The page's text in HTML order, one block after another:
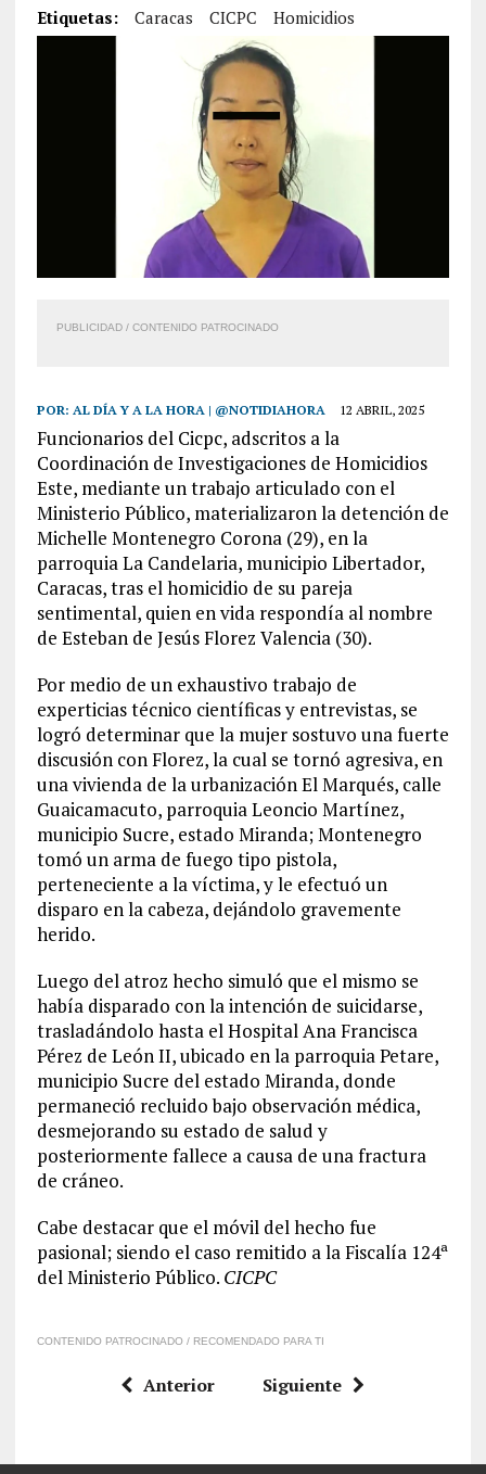
Etiquetas: Caracas CICPC Homicidios
PUBLICIDAD / CONTENIDO PATROCINADO
POR: AL DÍA Y A LA HORA | @NOTIDIAHORA 12 ABRIL, 2025
Funcionarios del Cicpc, adscritos a la
Coordinación de Investigaciones de Homicidios
Este, mediante un trabajo articulado con el
Ministerio Público, materializaron la detención de
Michelle Montenegro Corona (29), en la
parroquia La Candelaria, municipio Libertador,
Caracas, tras el homicidio de su pareja
sentimental, quien en vida respondía al nombre
de Esteban de Jesús Florez Valencia (30).
Por medio de un exhaustivo trabajo de
experticias técnico científicas y entrevistas, se
logró determinar que la mujer sostuvo una fuerte
discusión con Florez, la cual se tornó agresiva, en
una vivienda de la urbanización El Marqués, calle
Guaicamacuto, parroquia Leoncio Martínez,
municipio Sucre, estado Miranda; Montenegro
tomó un arma de fuego tipo pistola,
perteneciente a la víctima, y le efectuó un
disparo en la cabeza, dejándolo gravemente
herido.
Luego del atroz hecho simuló que el mismo se
había disparado con la intención de suicidarse,
trasladándolo hasta el Hospital Ana Francisca
Pérez de León II, ubicado en la parroquia Petare,
municipio Sucre del estado Miranda, donde
permaneció recluido bajo observación médica,
desmejorando su estado de salud y
posteriormente fallece a causa de una fractura
de cráneo.
Cabe destacar que el móvil del hecho fue
pasional; siendo el caso remitido a la Fiscalía 124ª
del Ministerio Público. CICPC
CONTENIDO PATROCINADO / RECOMENDADO PARA TI
Anterior Siguiente